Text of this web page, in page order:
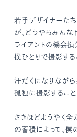
若手デザイナーた
が、どうやらみんな
ライアントの機会
僕ひとりで撮影する
汗だくになりながら
孤独に撮影すること
さきほどようやく全
の蓄積によって、僕